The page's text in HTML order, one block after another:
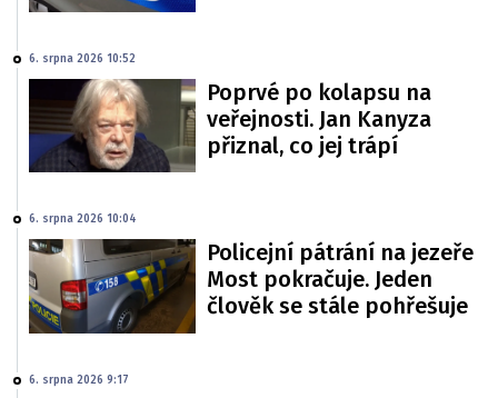
6. srpna 2026 10:52
Poprvé po kolapsu na
veřejnosti. Jan Kanyza
přiznal, co jej trápí
6. srpna 2026 10:04
Policejní pátrání na jezeře
Most pokračuje. Jeden
člověk se stále pohřešuje
6. srpna 2026 9:17